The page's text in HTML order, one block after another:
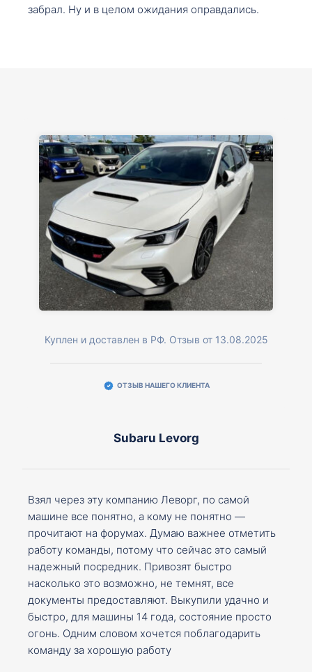
забрал. Ну и в целом ожидания оправдались.
Куплен и доставлен в РФ. Отзыв от 13.08.2025
ОТЗЫВ НАШЕГО КЛИЕНТА
Subaru Levorg
Взял через эту компанию Леворг, по самой
машине все понятно, а кому не понятно —
прочитают на форумах. Думаю важнее отметить
работу команды, потому что сейчас это самый
надежный посредник. Привозят быстро
насколько это возможно, не темнят, все
документы предоставляют. Выкупили удачно и
быстро, для машины 14 года, состояние просто
огонь. Одним словом хочется поблагодарить
команду за хорошую работу